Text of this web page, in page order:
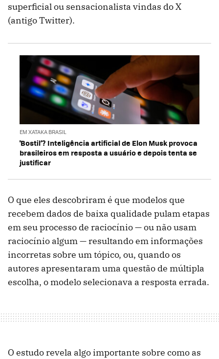
superficial ou sensacionalista vindas do X
(antigo Twitter).
EM XATAKA BRASIL
'Bostil’? Inteligência artificial de Elon Musk provoca
brasileiros em resposta a usuário e depois tenta se
justificar
O que eles descobriram é que modelos que
recebem dados de baixa qualidade pulam etapas
em seu processo de raciocínio — ou não usam
raciocínio algum — resultando em informações
incorretas sobre um tópico, ou, quando os
autores apresentaram uma questão de múltipla
escolha, o modelo selecionava a resposta errada.
O estudo revela algo importante sobre como as